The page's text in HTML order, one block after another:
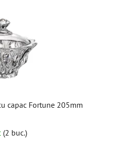
capac Fortune 205mm
(2 buc.)